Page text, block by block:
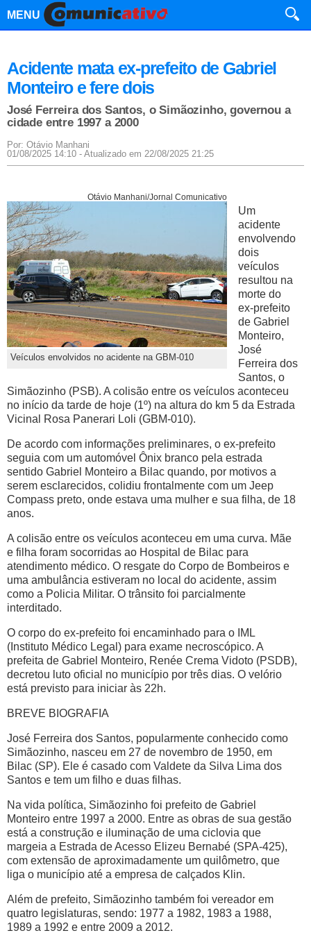
MENU
Acidente mata ex-prefeito de Gabriel
Monteiro e fere dois
José Ferreira dos Santos, o Simãozinho, governou a
cidade entre 1997 a 2000
Por: Otávio Manhani
01/08/2025 14:10 - Atualizado em 22/08/2025 21:25
Otávio Manhani/Jornal Comunicativo
Veículos envolvidos no acidente na GBM-010
Um
acidente
envolvendo
dois
veículos
resultou na
morte do
ex-prefeito
de Gabriel
Monteiro,
José
Ferreira dos
Santos, o
Simãozinho (PSB). A colisão entre os veículos aconteceu
no início da tarde de hoje (1º) na altura do km 5 da Estrada
Vicinal Rosa Panerari Loli (GBM-010).
De acordo com informações preliminares, o ex-prefeito
seguia com um automóvel Ônix branco pela estrada
sentido Gabriel Monteiro a Bilac quando, por motivos a
serem esclarecidos, colidiu frontalmente com um Jeep
Compass preto, onde estava uma mulher e sua filha, de 18
anos.
A colisão entre os veículos aconteceu em uma curva. Mãe
e filha foram socorridas ao Hospital de Bilac para
atendimento médico. O resgate do Corpo de Bombeiros e
uma ambulância estiveram no local do acidente, assim
como a Policia Militar. O trânsito foi parcialmente
interditado.
O corpo do ex-prefeito foi encaminhado para o IML
(Instituto Médico Legal) para exame necroscópico. A
prefeita de Gabriel Monteiro, Renée Crema Vidoto (PSDB),
decretou luto oficial no município por três dias. O velório
está previsto para iniciar às 22h.
BREVE BIOGRAFIA
José Ferreira dos Santos, popularmente conhecido como
Simãozinho, nasceu em 27 de novembro de 1950, em
Bilac (SP). Ele é casado com Valdete da Silva Lima dos
Santos e tem um filho e duas filhas.
Na vida política, Simãozinho foi prefeito de Gabriel
Monteiro entre 1997 a 2000. Entre as obras de sua gestão
está a construção e iluminação de uma ciclovia que
margeia a Estrada de Acesso Elizeu Bernabé (SPA-425),
com extensão de aproximadamente um quilômetro, que
liga o município até a empresa de calçados Klin.
Além de prefeito, Simãozinho também foi vereador em
quatro legislaturas, sendo: 1977 a 1982, 1983 a 1988,
1989 a 1992 e entre 2009 a 2012.